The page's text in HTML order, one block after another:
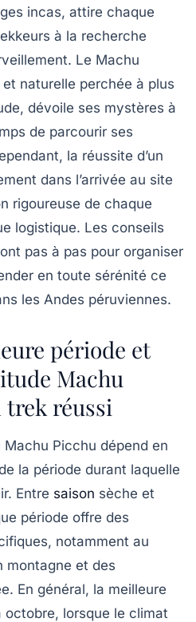
incas, attire chaque
à la recherche
Le Machu
naturelle perchée à plus
dévoile ses mystères à
de parcourir ses
la réussite d’un
dans l’arrivée au site
rigoureuse de chaque
logistique. Les conseils
pas à pas pour organiser
en toute sérénité ce
les Andes péruviennes.
période et
Machu
réussi
Machu Picchu dépend en
la période durant laquelle
Entre saison sèche et
période offre des
notamment au
montagne et des
En général, la meilleure
octobre, lorsque le climat